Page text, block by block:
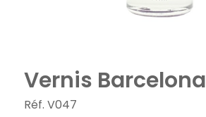
Vernis
Réf. V047